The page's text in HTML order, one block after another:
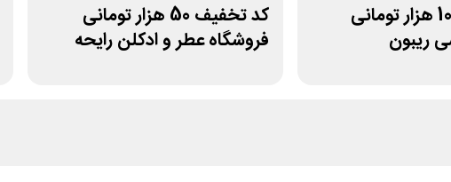
کد تخفیف 100 هزار تومانی
ریبون
کد تخفیف 50 هزار تومانی
فروشگاه عطر و ادکلن رایحه